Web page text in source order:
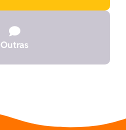

Outras